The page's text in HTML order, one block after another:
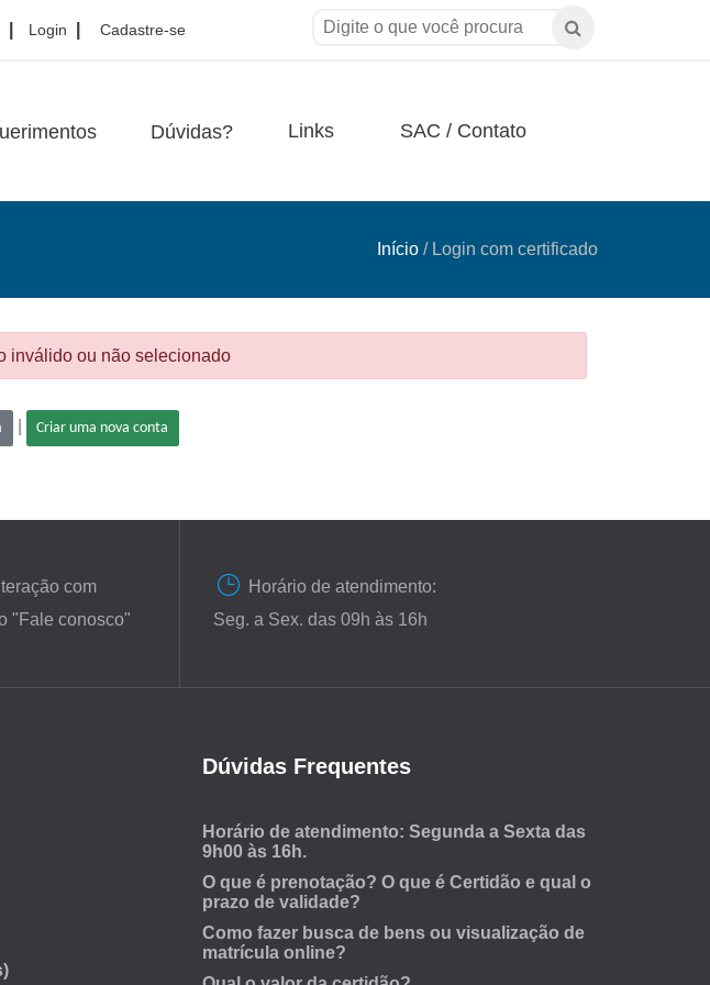
Login Cadastre-se
Dúvidas? Links SAC / Contato
Início / Login com certificado
inválido ou não selecionado
Criar uma nova conta
com
"Fale conosco"
Horário de atendimento:
Seg. a Sex. das 09h às 16h
Dúvidas Frequentes
Horário de atendimento: Segunda a Sexta das
9h00 às 16h.
O que é prenotação? O que é Certidão e qual o
prazo de validade?
Como fazer busca de bens ou visualização de
matrícula online?